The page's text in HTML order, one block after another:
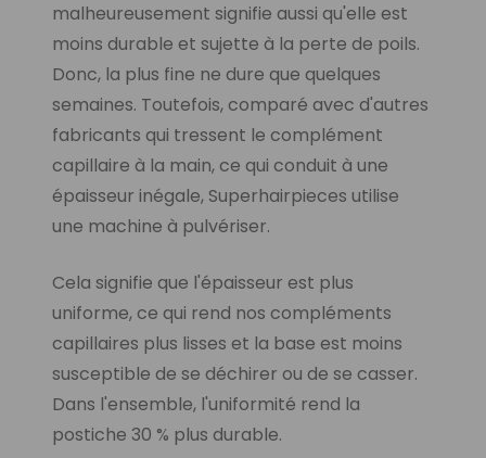
malheureusement signifie aussi qu'elle est
moins durable et sujette à la perte de poils.
Donc, la plus fine ne dure que quelques
semaines. Toutefois, comparé avec d'autres
fabricants qui tressent le complément
capillaire à la main, ce qui conduit à une
épaisseur inégale, Superhairpieces utilise
une machine à pulvériser.
Cela signifie que l'épaisseur est plus
uniforme, ce qui rend nos compléments
capillaires plus lisses et la base est moins
susceptible de se déchirer ou de se casser.
Dans l'ensemble, l'uniformité rend la
postiche 30 % plus durable.